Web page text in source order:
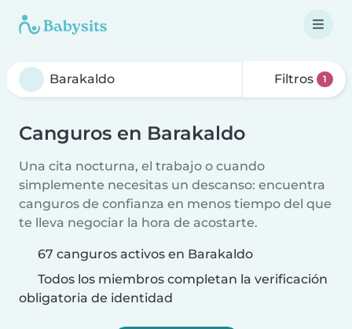
Filtros 1
Canguros en Barakaldo
Una cita nocturna, el trabajo o cuando
simplemente necesitas un descanso: encuentra
canguros de confianza en menos tiempo del que
te lleva negociar la hora de acostarte.
67 canguros activos en Barakaldo
Todos los miembros completan la verificación
obligatoria de identidad